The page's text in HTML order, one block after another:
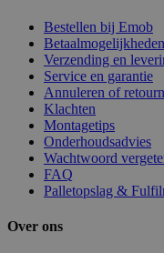
Bestellen bij Emob
Betaalmogelijkheden
Verzending en
Service en garantie
Annuleren of
Klachten
Montagetips
Onderhoudsadvies
Wachtwoord
FAQ
Palletopslag &
Over ons